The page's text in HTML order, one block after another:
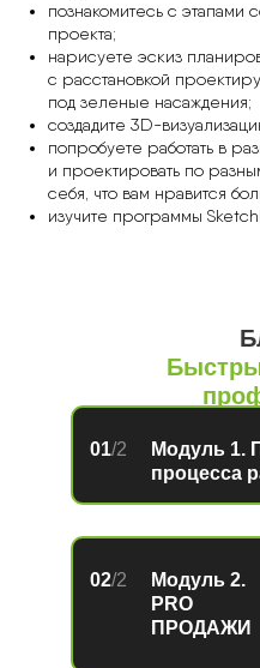
познакомитесь с этапами
проекта;
нарисуете эскиз
с расстановкой
под зеленые насаждения;
создадите 3D-
попробуете работать в
и проектировать по
себя, что вам нравится
изучите программы
Модуль 1.
процесса
01/2
Модуль 2.
PRO
ПРОДАЖИ
02/2